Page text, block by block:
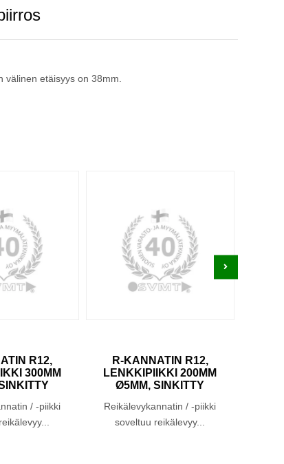
etäisyys on 38mm.
R12,
300MM
/ -piikki
R-KANNATIN R12,
LENKKIPIIKKI 200MM
Ø5MM, SINKITTY
Reikälevykannatin / -piikki
soveltuu reikälevyy...